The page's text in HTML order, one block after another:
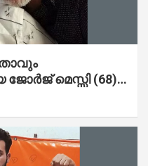
മെസ്സി (68)